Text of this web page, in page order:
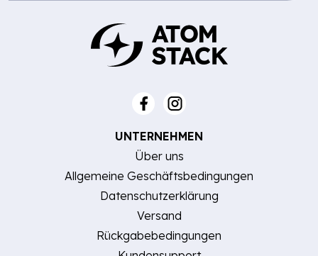
UNTERNEHMEN
Über uns
Allgemeine Geschäftsbedingungen
Datenschutzerklärung
Versand
Rückgabebedingungen